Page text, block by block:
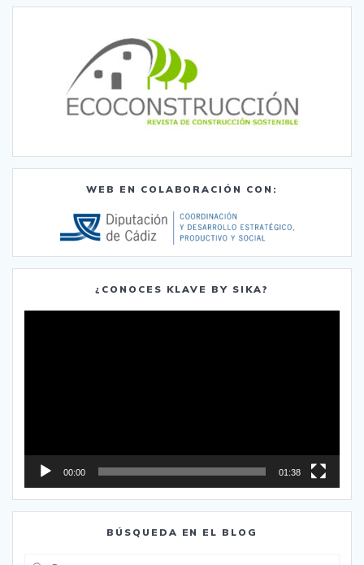
WEB EN COLABORACIÓN CON:
¿CONOCES KLAVE BY SIKA?
00:00 01:38
BÚSQUEDA EN EL BLOG